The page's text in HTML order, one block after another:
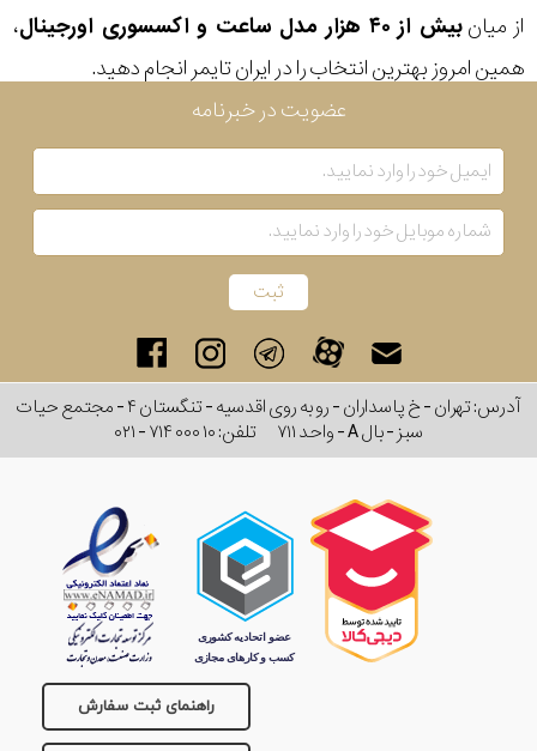
از میانبیش از ۴۰ هزار مدل ساعت و اکسسوری اورجینال
،
همین امروز بهترین انتخاب را در ایران تایمر انجام دهید.
نوع
موتور
رنگ
بکار
رفته
جنس
بکاررفته
عضویت در خبرنامه
آدرس: تهران - خ پاسداران - رو به روی اقدسیه - تنگستان ۴ - مجتمع حیات
سبز - بال A - واحد ۷۱۱
تلفن:۰۲۱ - ۷۱۴ ۰۰۰ ۱۰
راهنمای ثبت سفارش